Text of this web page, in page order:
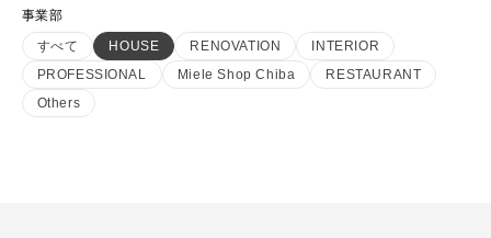
事業部
すべて
HOUSE RENOVATION
INTERIOR
PROFESSIONAL
Miele Shop Chiba
RESTAURANT
Others